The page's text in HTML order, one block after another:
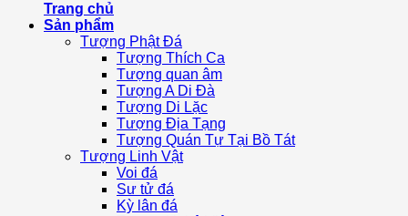
Trang chủ
Sản phẩm
Tượng Phật Đá
Tượng Thích Ca
Tượng quan âm
Tượng A Di Đà
Tượng Di Lặc
Tượng Địa Tạng
Tượng Quán Tự Tại Bồ Tát
Tượng Linh Vật
Voi đá
Sư tử đá
Kỳ lân đá